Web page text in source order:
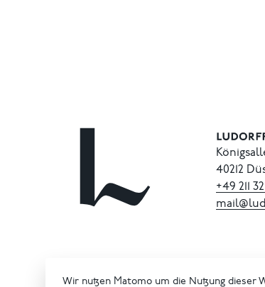
40212
+49 211 32
Wir nutzen Matomo um die Nutzung dieser